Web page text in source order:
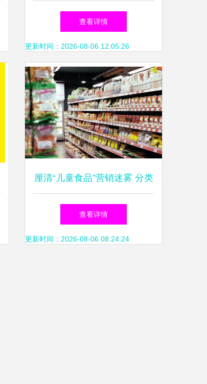
全域整治见到实效
查看详情
更新时间：2026-08-06 12:05:26
厘清“儿童食品”营销迷雾 分类
缺失下的理性选择
查看详情
更新时间：2026-08-06 08:24:24